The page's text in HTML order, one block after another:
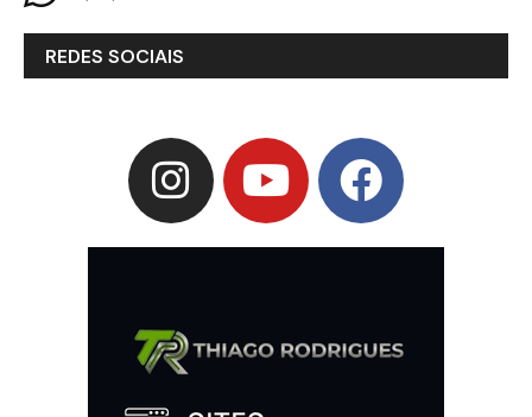
REDES SOCIAIS